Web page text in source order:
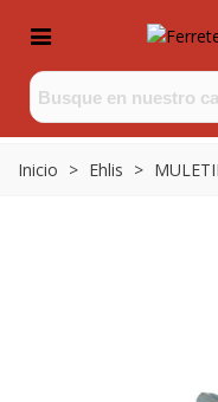
Inicio > Ehlis >